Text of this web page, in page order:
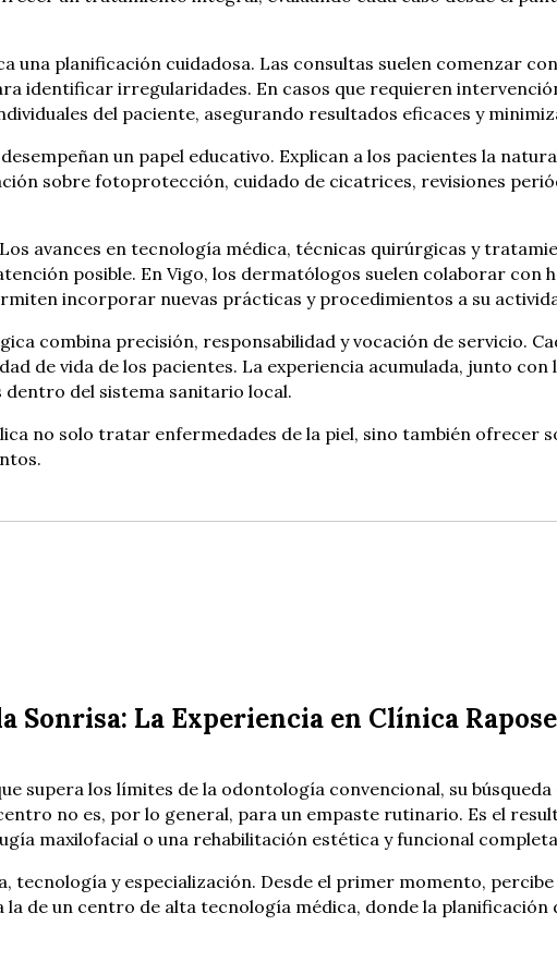
planificación cuidadosa. Las consultas suelen comenzar
identificar irregularidades. En casos que requieren
del paciente, asegurando resultados eficaces y
un papel educativo. Explican a los pacientes la
sobre fotoprotección, cuidado de cicatrices, revisiones
avances en tecnología médica, técnicas quirúrgicas y
posible. En Vigo, los dermatólogos suelen colaborar con
incorporar nuevas prácticas y procedimientos a su
combina precisión, responsabilidad y vocación de servicio.
de vida de los pacientes. La experiencia acumulada, junto
del sistema sanitario local.
no solo tratar enfermedades de la piel, sino también ofrecer
Sonrisa: La Experiencia en Clínica
supera los límites de la odontología convencional, su
no es, por lo general, para un empaste rutinario. Es el
maxilofacial o una rehabilitación estética y funcional
tecnología y especialización. Desde el primer momento,
de un centro de alta tecnología médica, donde la